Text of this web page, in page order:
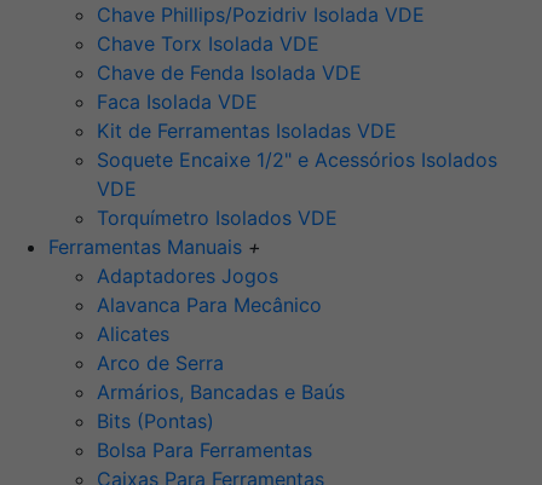
Chave Phillips/Pozidriv Isolada VDE
Chave Torx Isolada VDE
Chave de Fenda Isolada VDE
Faca Isolada VDE
Kit de Ferramentas Isoladas VDE
Soquete Encaixe 1/2" e Acessórios Isolados
VDE
Torquímetro Isolados VDE
Ferramentas Manuais +
Adaptadores Jogos
Alavanca Para Mecânico
Alicates
Arco de Serra
Armários, Bancadas e Baús
Bits (Pontas)
Bolsa Para Ferramentas
Caixas Para Ferramentas